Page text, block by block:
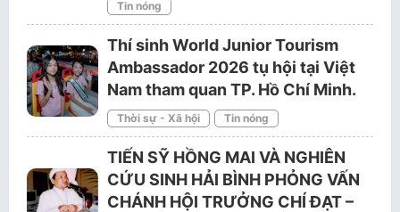
Tin nóng
Thí sinh World Junior Tourism
Ambassador 2026 tụ hội tại Việt
Nam tham quan TP. Hồ Chí Minh.
Thời sự - Xã hội Tin nóng
TIẾN SỸ HỒNG MAI VÀ NGHIÊN
CỨU SINH HẢI BÌNH PHỎNG VẤN
CHÁNH HỘI TRƯỞNG CHÍ ĐẠT –